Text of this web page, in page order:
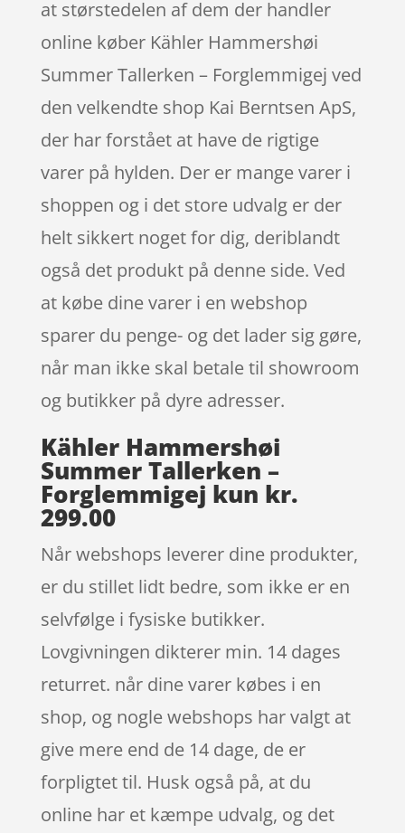
at størstedelen af dem der handler
online køber Kähler Hammershøi
Summer Tallerken – Forglemmigej ved
den velkendte shop Kai Berntsen ApS,
der har forstået at have de rigtige
varer på hylden. Der er mange varer i
shoppen og i det store udvalg er der
helt sikkert noget for dig, deriblandt
også det produkt på denne side. Ved
at købe dine varer i en webshop
sparer du penge- og det lader sig gøre,
når man ikke skal betale til showroom
og butikker på dyre adresser.
Kähler Hammershøi
Summer Tallerken –
Forglemmigej kun kr.
299.00
Når webshops leverer dine produkter,
er du stillet lidt bedre, som ikke er en
selvfølge i fysiske butikker.
Lovgivningen dikterer min. 14 dages
returret. når dine varer købes i en
shop, og nogle webshops har valgt at
give mere end de 14 dage, de er
forpligtet til. Husk også på, at du
online har et kæmpe udvalg, og det